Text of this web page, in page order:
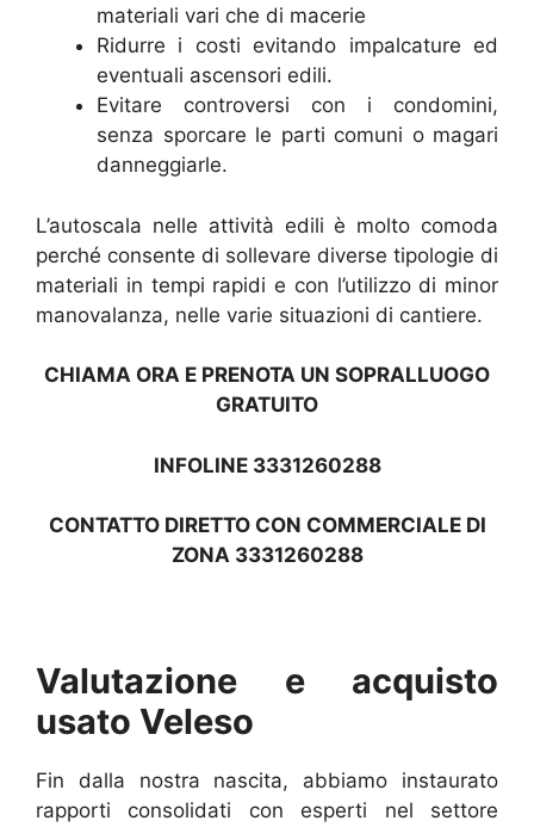
materiali vari che di macerie
Ridurre i costi evitando impalcature ed
eventuali ascensori edili.
Evitare controversi con i condomini,
senza sporcare le parti comuni o magari
danneggiarle.
L’autoscala nelle attività edili è molto comoda
perché consente di sollevare diverse tipologie di
materiali in tempi rapidi e con l’utilizzo di minor
manovalanza, nelle varie situazioni di cantiere.
CHIAMA ORA E PRENOTA UN SOPRALLUOGO
GRATUITO
INFOLINE 3331260288
CONTATTO DIRETTO CON COMMERCIALE DI
ZONA 3331260288
Valutazione e acquisto
usato Veleso
Fin dalla nostra nascita, abbiamo instaurato
rapporti consolidati con esperti nel settore